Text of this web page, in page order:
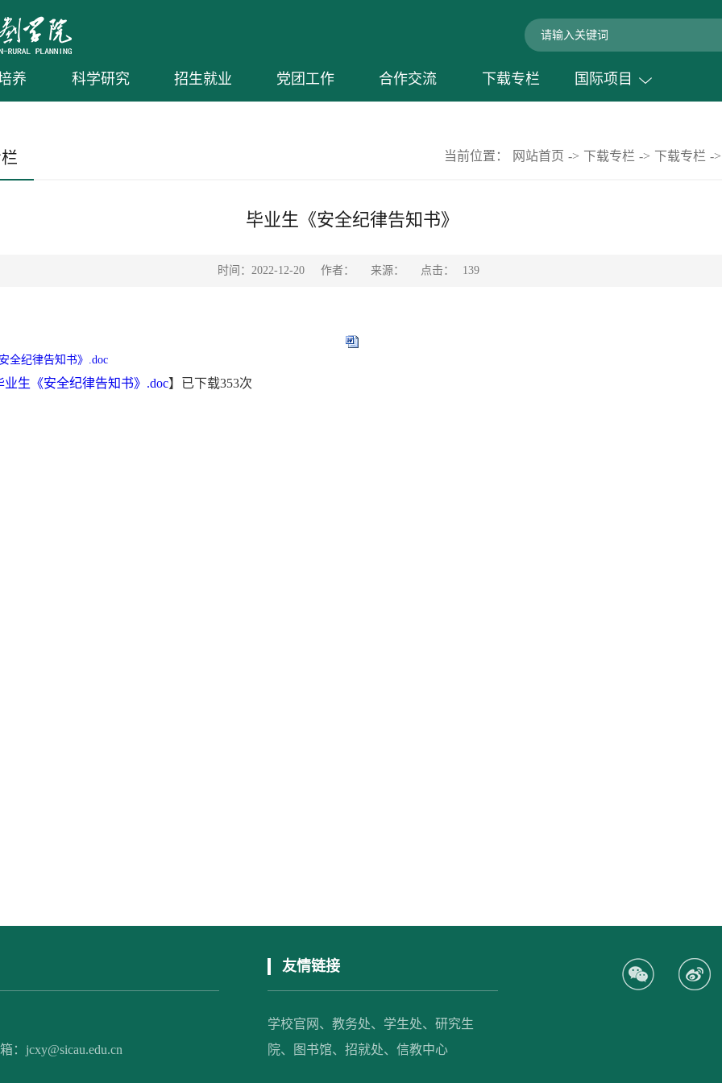
养 科学研究 招生就业 党团工作 合作交流 下载专栏 国际项目
当前位置： 网站首页 -> 下载专栏 -> 下载专栏 ->
毕业生《安全纪律告知书》
时间：2022-12-20 作者： 来源： 点击： 139
全纪律告知书》.doc
业生《安全纪律告知书》.doc】已下载353次
jcxy@sicau.edu.cn
友情链接
学校官网、 教务处、 学生处、 研究生
院、
图书馆、 招就处、 信教中心